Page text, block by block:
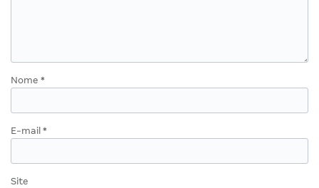
Nome *
E-mail *
Site